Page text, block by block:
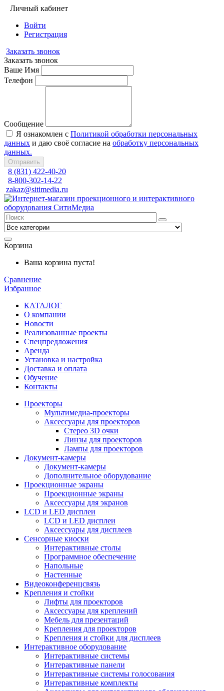
Личный кабинет
Войти
Регистрация
Заказать звонок
Заказать звонок
Ваше Имя
Телефон
Сообщение
Я ознакомлен с Политикой обработки персональных
данных и даю своё согласие на обработку персональных
данных.
Отправить
8 (831) 422-40-20
8-800-302-14-22
zakaz@sitimedia.ru
Корзина
Ваша корзина пуста!
Сравнение
Избранное
КАТАЛОГ
О компании
Новости
Реализованные проекты
Спецпредложения
Аренда
Установка и настройка
Доставка и оплата
Обучение
Контакты
Проекторы
Мультимедиа-проекторы
Аксессуары для проекторов
Стерео 3D очки
Линзы для проекторов
Лампы для проекторов
Документ-камеры
Документ-камеры
Дополнительное оборудование
Проекционные экраны
Проекционные экраны
Аксессуары для экранов
LCD и LED дисплеи
LCD и LED дисплеи
Аксессуары для дисплеев
Сенсорные киоски
Интерактивные столы
Программное обеспечение
Напольные
Настенные
Видеоконференцсвязь
Крепления и стойки
Лифты для проекторов
Аксессуары для креплений
Мебель для презентаций
Крепления для проекторов
Крепления и стойки для дисплеев
Интерактивное оборудование
Интерактивные системы
Интерактивные панели
Интерактивные системы голосования
Интерактивные комплекты